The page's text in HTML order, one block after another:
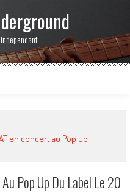
en concert au Pop Up
Pop Up Du Label Le 20